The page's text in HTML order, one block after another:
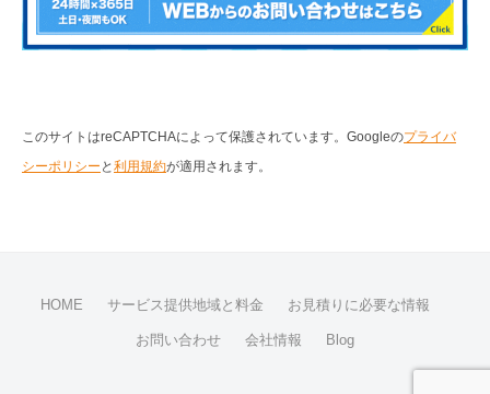
このサイトはreCAPTCHAによって保護されています。Googleのプライバ
シーポリシー と 利用規約が適用されます。
HOME サービス提供地域と料金 お見積りに必要な情報
お問い合わせ 会社情報 Blog